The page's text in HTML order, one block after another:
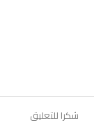
شكرا للتعليق